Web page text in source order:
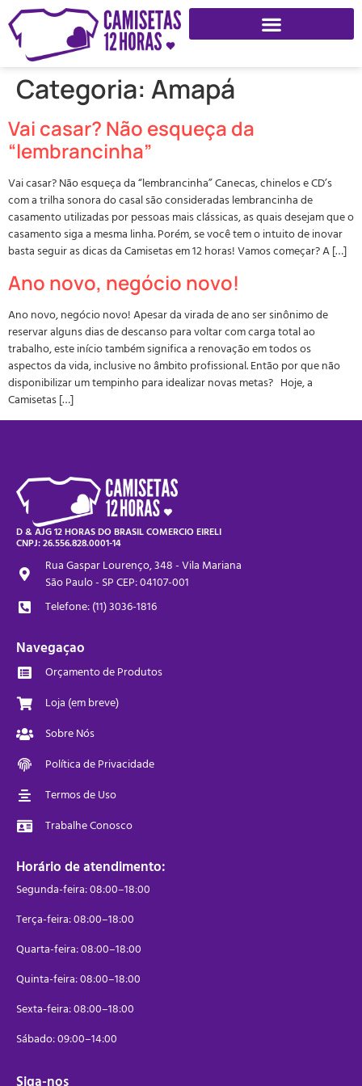
Categoria: Amapá
Vai casar? Não esqueça da
“lembrancinha”
Vai casar? Não esqueça da “lembrancinha” Canecas, chinelos e CD’s
com a trilha sonora do casal são consideradas lembrancinha de
casamento utilizadas por pessoas mais clássicas, as quais desejam que o
casamento siga a mesma linha. Porém, se você tem o intuito de inovar
basta seguir as dicas da Camisetas em 12 horas! Vamos começar? A […]
Ano novo, negócio novo!
Ano novo, negócio novo! Apesar da virada de ano ser sinônimo de
reservar alguns dias de descanso para voltar com carga total ao
trabalho, este início também significa a renovação em todos os
aspectos da vida, inclusive no âmbito profissional. Então por que não
disponibilizar um tempinho para idealizar novas metas? Hoje, a
Camisetas […]
D & AJG 12 HORAS DO BRASIL COMERCIO EIRELI
CNPJ: 26.556.828.0001-14
Rua Gaspar Lourenço, 348 - Vila Mariana
São Paulo - SP CEP: 04107-001
Telefone: (11) 3036-1816
Navegaçao
Orçamento de Produtos
Loja (em breve)
Sobre Nós
Política de Privacidade
Termos de Uso
Trabalhe Conosco
Horário de atendimento:
Segunda-feira: 08:00–18:00
Terça-feira: 08:00–18:00
Quarta-feira: 08:00–18:00
Quinta-feira: 08:00–18:00
Sexta-feira: 08:00–18:00
Sábado: 09:00–14:00
Siga-nos